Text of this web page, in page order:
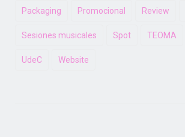
Packaging Promocional Review
Sesiones musicales Spot TEOMA
UdeC Website